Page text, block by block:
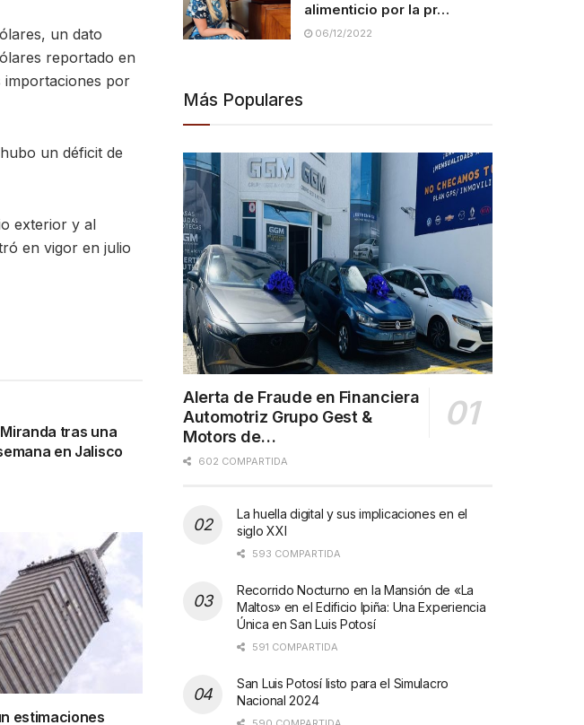
un dato
reportado en
importaciones por
un déficit de
exterior y al
en vigor en julio
tras una
en Jalisco
estimaciones
alimenticio por la pr…
06/12/2022
Más Populares
Alerta de Fraude en Financiera
Automotriz Grupo Gest &
Motors de…
602 COMPARTIDA
La huella digital y sus implicaciones en el
siglo XXI
593 COMPARTIDA
Recorrido Nocturno en la Mansión de «La
Maltos» en el Edificio Ipiña: Una Experiencia
Única en San Luis Potosí
591 COMPARTIDA
San Luis Potosí listo para el Simulacro
Nacional 2024